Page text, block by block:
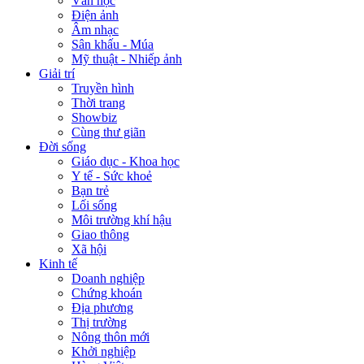
Điện ảnh
Âm nhạc
Sân khấu - Múa
Mỹ thuật - Nhiếp ảnh
Giải trí
Truyền hình
Thời trang
Showbiz
Cùng thư giãn
Đời sống
Giáo dục - Khoa học
Y tế - Sức khoẻ
Bạn trẻ
Lối sống
Môi trường khí hậu
Giao thông
Xã hội
Kinh tế
Doanh nghiệp
Chứng khoán
Địa phương
Thị trường
Nông thôn mới
Khởi nghiệp